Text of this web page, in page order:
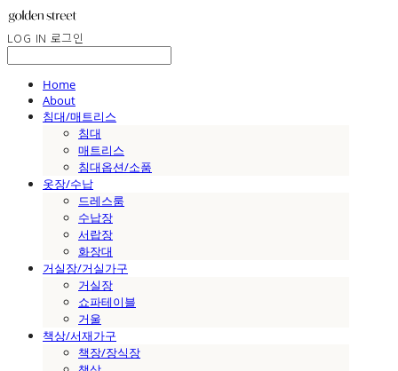
LOG IN 로그인
Home
About
침대/매트리스
침대
매트리스
침대옵션/소품
옷장/수납
드레스룸
수납장
서랍장
화장대
거실장/거실가구
거실장
쇼파테이블
거울
책상/서재가구
책장/장식장